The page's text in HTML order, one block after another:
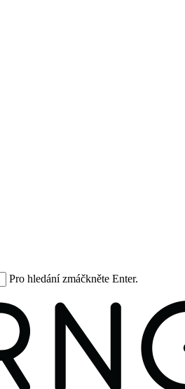
Pro hledání zmáčkněte Enter.